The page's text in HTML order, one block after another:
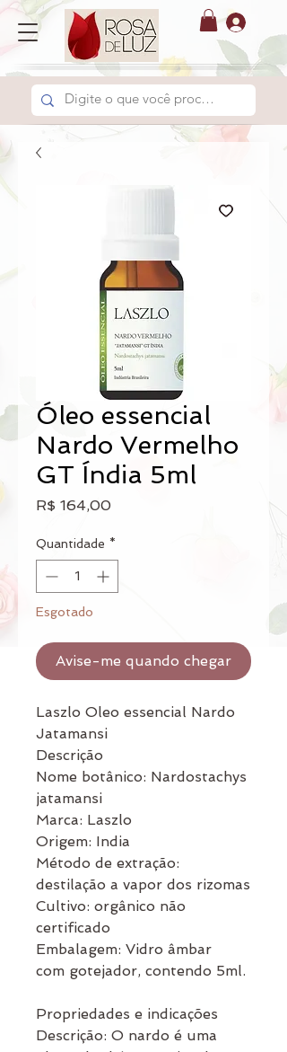
Óleo essencial
Nardo Vermelho
GT Índia 5ml
R$ 164,00Preço
Quantidade *
Esgotado
Avise-me quando chegar
Laszlo Oleo essencial Nardo
Jatamansi
Descrição
Nome botânico: Nardostachys
jatamansi
Marca: Laszlo
Origem: India
Método de extração:
destilação a vapor dos rizomas
Cultivo: orgânico não
certificado
Embalagem: Vidro âmbar
com gotejador, contendo 5ml.
Propriedades e indicações
Descrição: O nardo é uma